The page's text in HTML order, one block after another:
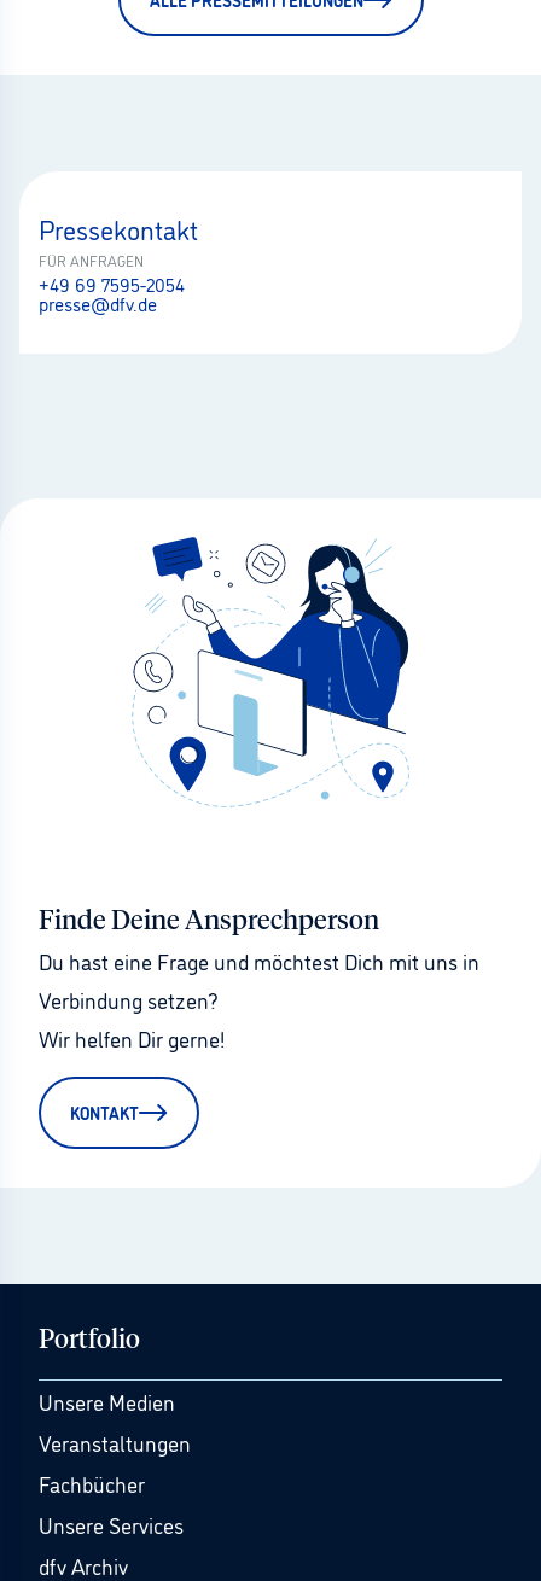
Pressekontakt
FÜR ANFRAGEN
+49 69 7595-2054
presse@dfv.de
Finde Deine Ansprechperson
Du hast eine Frage und möchtest Dich mit uns in
Verbindung setzen?
Wir helfen Dir gerne!
KONTAKT
Portfolio
Unsere Medien
Veranstaltungen
Fachbücher
Unsere Services
dfv Archiv